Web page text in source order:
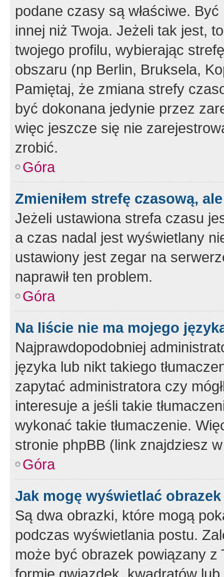
podane czasy są właściwe.
innej niż Twoja. Jeżeli tak jest,
twojego profilu, wybierając
obszaru (np Berlin, Bruksela,
Pamiętaj, że zmiana strefy
być dokonana jedynie przez
więc jeszcze się nie
zrobić.
Góra
Zmieniłem strefę czasową,
Jeżeli ustawiona strefa czasu
a czas nadal jest wyświetlany
ustawiony jest zegar na
naprawił ten problem.
Góra
Na liście nie ma mojego
Najprawdopodobniej
języka lub nikt takiego
zapytać administratora czy
interesuje a jeśli takie
wykonać takie tłumaczenie.
stronie phpBB (link znajdziesz
Góra
Jak mogę wyświetlać
Są dwa obrazki, które mogą
podczas wyświetlania postu.
może być obrazek powiązany z